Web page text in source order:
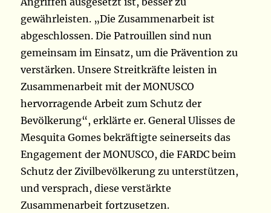
gewährleisten. „Die Zusammenarbeit ist
abgeschlossen. Die Patrouillen sind nun
gemeinsam im Einsatz, um die Prävention zu
verstärken. Unsere Streitkräfte leisten in
Zusammenarbeit mit der MONUSCO
hervorragende Arbeit zum Schutz der
Bevölkerung“, erklärte er. General Ulisses de
Mesquita Gomes bekräftigte seinerseits das
Engagement der MONUSCO, die FARDC beim
Schutz der Zivilbevölkerung zu unterstützen,
und versprach, diese verstärkte
Zusammenarbeit fortzusetzen.